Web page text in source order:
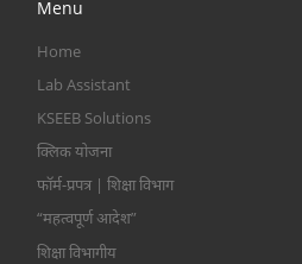
Menu
Home
Lab Assistant
KSEEB Solutions
क्लिक योजना
फॉर्म-प्रपत्र | शिक्षा विभाग
“महत्वपूर्ण आदेश”
शिक्षा विभागीय